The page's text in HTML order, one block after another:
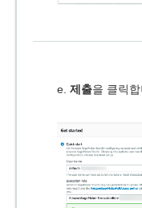
e. 제출을 클릭합